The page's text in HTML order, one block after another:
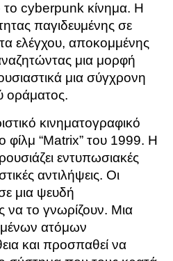
cyberpunk κίνημα. Η
παγιδευμένης σε
ελέγχου, αποκομμένης
μια μορφή
μια σύγχρονη
οράματος.
κινηματογραφικό
φίλμ “Matrix” του 1999. Η
εντυπωσιακές
αντιλήψεις. Οι
μια ψευδή
να το γνωρίζουν. Μια
ατόμων
και προσπαθεί να